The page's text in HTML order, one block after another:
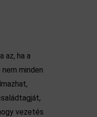
az, ha a
minden
vezetés